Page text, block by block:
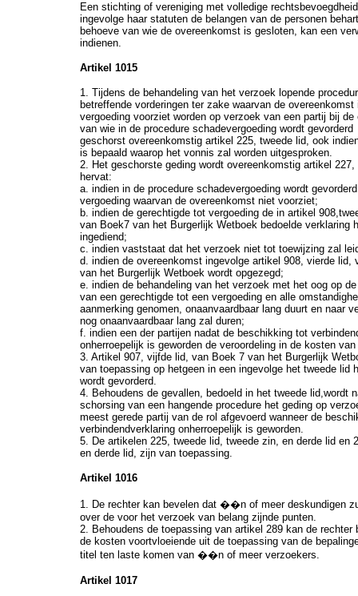
Een stichting of vereniging met volledige
ingevolge haar statuten de belangen van de personen
behoeve van wie de overeenkomst is gesloten, kan een
indienen.
Artikel 1015
1. Tijdens de behandeling van het verzoek lopende
betreffende vorderingen ter zake waarvan de overeenkomst
vergoeding voorziet worden op verzoek van een partij bij de
van wie in de procedure schadevergoeding wordt gevorderd
geschorst overeenkomstig artikel 225, tweede lid, ook
is bepaald waarop het vonnis zal worden uitgesproken.
2. Het geschorste geding wordt overeenkomstig artikel
hervat:
a. indien in de procedure schadevergoeding wordt
vergoeding waarvan de overeenkomst niet voorziet;
b. indien de gerechtigde tot vergoeding de in artikel
van Boek7 van het Burgerlijk Wetboek bedoelde verklaring
ingediend;
c. indien vaststaat dat het verzoek niet tot toewijzing zal
d. indien de overeenkomst ingevolge artikel 908, vierde lid,
van het Burgerlijk Wetboek wordt opgezegd;
e. indien de behandeling van het verzoek met het oog op
van een gerechtigde tot een vergoeding en alle
aanmerking genomen, onaanvaardbaar lang duurt en naar
nog onaanvaardbaar lang zal duren;
f. indien een der partijen nadat de beschikking tot
onherroepelijk is geworden de veroordeling in de kosten
3. Artikel 907, vijfde lid, van Boek 7 van het Burgerlijk
van toepassing op hetgeen in een ingevolge het tweede lid
wordt gevorderd.
4. Behoudens de gevallen, bedoeld in het tweede lid,wordt
schorsing van een hangende procedure het geding op
meest gerede partij van de rol afgevoerd wanneer de
verbindendverklaring onherroepelijk is geworden.
5. De artikelen 225, tweede lid, tweede zin, en derde lid en
en derde lid, zijn van toepassing.
Artikel 1016
1. De rechter kan bevelen dat ��n of meer deskundigen
over de voor het verzoek van belang zijnde punten.
2. Behoudens de toepassing van artikel 289 kan de rechter
de kosten voortvloeiende uit de toepassing van de
titel ten laste komen van ��n of meer verzoekers.
Artikel 1017